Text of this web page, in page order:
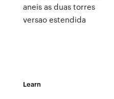
aneis as duas torres
versao estendida
Learn